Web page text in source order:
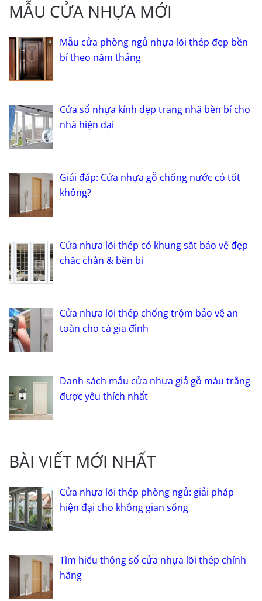
MẪU CỬA NHỰA MỚI
Mẫu cửa phòng ngủ nhựa lõi thép đẹp bền
bỉ theo năm tháng
Cửa sổ nhựa kính đẹp trang nhã bền bỉ cho
nhà hiện đại
Giải đáp: Cửa nhựa gỗ chống nước có tốt
không?
Cửa nhựa lõi thép có khung sắt bảo vệ đẹp
chắc chắn & bền bỉ
Cửa nhựa lõi thép chống trộm bảo vệ an
toàn cho cả gia đình
Danh sách mẫu cửa nhựa giả gỗ màu trắng
được yêu thích nhất
BÀI VIẾT MỚI NHẤT
Cửa nhựa lõi thép phòng ngủ: giải pháp
hiện đại cho không gian sống
Tìm hiểu thông số cửa nhựa lõi thép chính
hãng